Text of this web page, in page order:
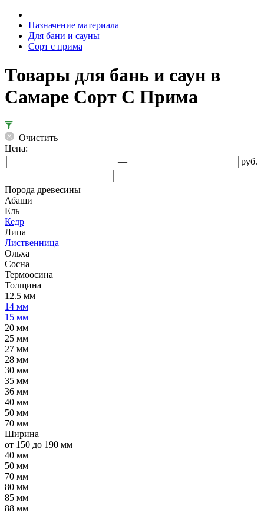
Назначение материала
Для бани и сауны
Сорт c прима
Товары для бань и саун в
Самаре Сорт C Прима
Очистить
Цена:
—
руб.
Порода древесины
Абаши
Ель
Кедр
Липа
Лиственница
Ольха
Сосна
Термоосина
Толщина
12.5 мм
14 мм
15 мм
20 мм
25 мм
27 мм
28 мм
30 мм
35 мм
36 мм
40 мм
50 мм
70 мм
Ширина
от 150 до 190 мм
40 мм
50 мм
70 мм
80 мм
85 мм
88 мм